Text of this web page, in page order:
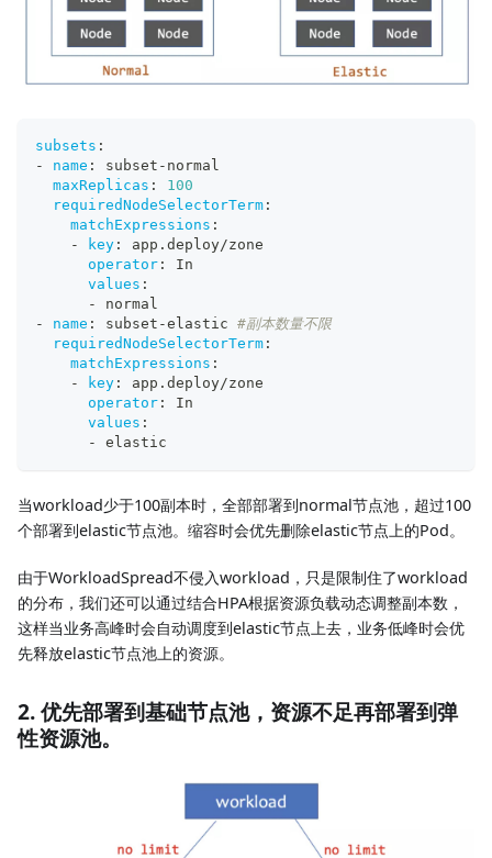
subsets :
-
name : subset - normal
maxReplicas :
100
requiredNodeSelectorTerm :
matchExpressions :
-
key :
app.deploy/zone
operator :
In
values :
-
normal
-
name : subset -elastic #副本数量不限
requiredNodeSelectorTerm :
matchExpressions :
-
key :
app.deploy/zone
operator :
In
values :
-
elastic
当workload少于100副本时，全部部署到normal节点池，超过100
个部署到elastic节点池。缩容时会优先删除elastic节点上的Pod。
由于WorkloadSpread不侵入workload，只是限制住了workload
的分布，我们还可以通过结合HPA根据资源负载动态调整副本数，
这样当业务高峰时会自动调度到elastic节点上去，业务低峰时会优
先释放elastic节点池上的资源。
2. 优先部署到基础节点池，资源不足再部署到弹
性资源池。